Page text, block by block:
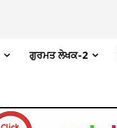
ਗੁਰਮਤ ਲੇਖਕ-2